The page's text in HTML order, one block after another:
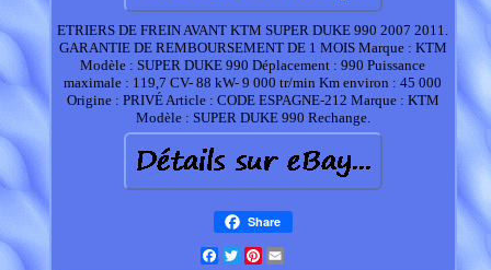
ETRIERS DE FREIN AVANT KTM SUPER DUKE 990 2007 2011.
GARANTIE DE REMBOURSEMENT DE 1 MOIS Marque : KTM
Modèle : SUPER DUKE 990 Déplacement : 990 Puissance
maximale : 119,7 CV- 88 kW- 9 000 tr/min Km environ : 45 000
Origine : PRIVÉ Article : CODE ESPAGNE-212 Marque : KTM
Modèle : SUPER DUKE 990 Rechange.
Share
Facebook
TwitterPinterest